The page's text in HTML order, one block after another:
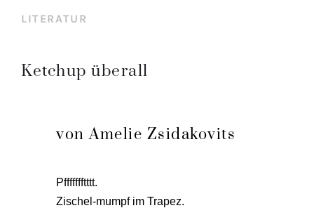
LITERATUR
Ketchup überall
von Amelie Zsidakovits
Pffffffftt­tt.
Zischel-mumpf im Tra­pez.